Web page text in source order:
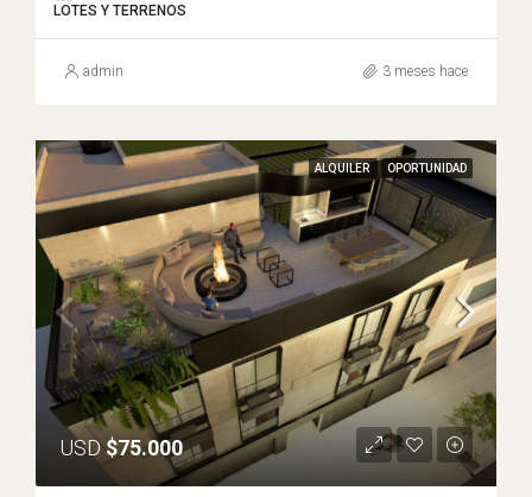
LOTES Y TERRENOS
admin 3 meses hace
ALQUILER OPORTUNIDAD
USD$75.000